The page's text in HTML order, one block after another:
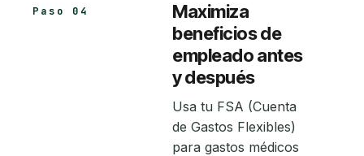
Paso 04
Maximiza
beneficios de
empleado antes
y después
Usa tu FSA (Cuenta
de Gastos Flexibles)
para gastos médicos